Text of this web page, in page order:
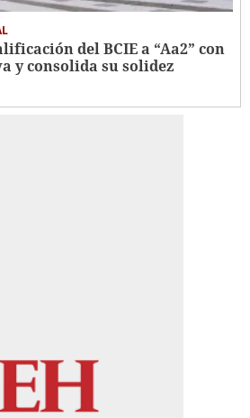
del BCIE a “Aa2” con
y consolida su solidez